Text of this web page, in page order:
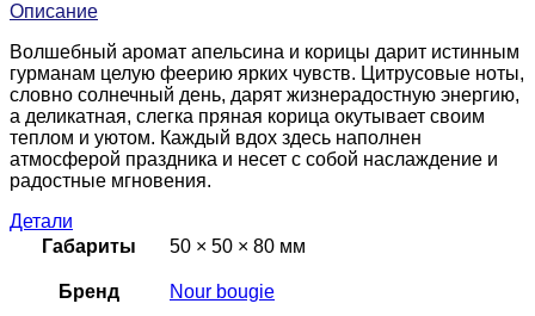
Описание
Волшебный аромат апельсина и корицы дарит истинным
гурманам целую феерию ярких чувств. Цитрусовые ноты,
словно солнечный день, дарят жизнерадостную энергию,
а деликатная, слегка пряная корица окутывает своим
теплом и уютом. Каждый вдох здесь наполнен
атмосферой праздника и несет с собой наслаждение и
радостные мгновения.
Детали
Габариты
50 × 50 × 80 мм
Бренд Nour bougie